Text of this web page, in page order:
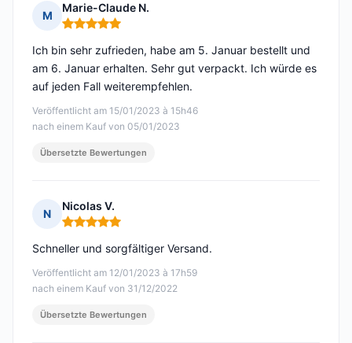
M
Marie-Claude N.
Hinweis: 5 von 5
Veröffentlicht am 15/01/2023 à 15h46
nach einem Kauf von 05/01/2023
Ich bin sehr zufrieden, habe am 5. Januar bestellt und
am 6. Januar erhalten. Sehr gut verpackt. Ich würde es
auf jeden Fall weiterempfehlen.
Übersetzte Bewertungen
N
Nicolas V.
Hinweis: 5 von 5
Veröffentlicht am 12/01/2023 à 17h59
nach einem Kauf von 31/12/2022
Schneller und sorgfältiger Versand.
Übersetzte Bewertungen